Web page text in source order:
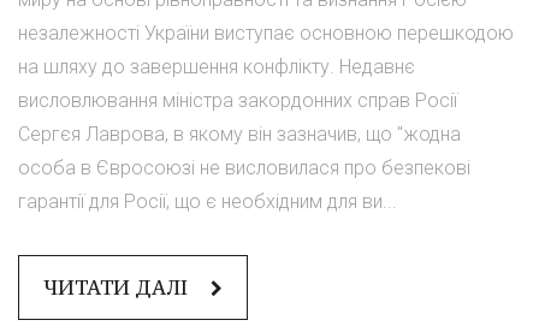
незалежності України виступає основною перешкодою
на шляху до завершення конфлікту. Недавнє
висловлювання міністра закордонних справ Росії
Сергєя Лаврова, в якому він зазначив, що "жодна
особа в Євросоюзі не висловилася про безпекові
гарантії для Росії, що є необхідним для ви...
ЧИТАТИ ДАЛІ